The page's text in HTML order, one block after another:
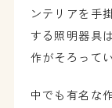
ンテリアを手
する照明器具
作がそろって
中でも有名な